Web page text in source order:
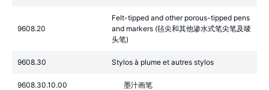
9608.20
Felt-tipped and other porous-tipped pens
and markers (毡尖和其他渗水式笔尖笔及唛
头笔)
9608.30 Stylos à plume et autres stylos
9608.30.10.00 墨汁画笔